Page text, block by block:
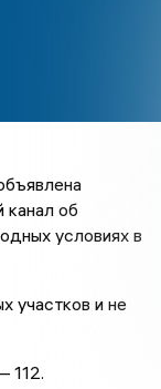
канал об
условиях в
участков и не
112.